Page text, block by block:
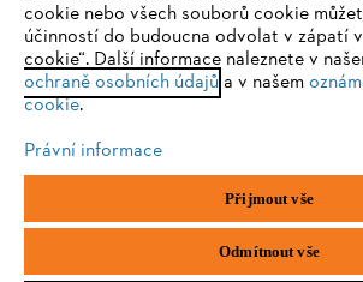
Ochrana osobních údajů Právní
Chrlická 753
Sie nutzen einen Browser, den wir noch
eine optimale Nutzung unserer Seite
einem der folgenden Browser zu wechseln:
Firefox
cookie nebo všech souborů cookie
účinností do budoucna odvolat v zápatí
cookie“. Další informace naleznete v
ochraně osobních údajůa v našem
cookie.
Právní informace
Přijmout vše
Odmítnout vše